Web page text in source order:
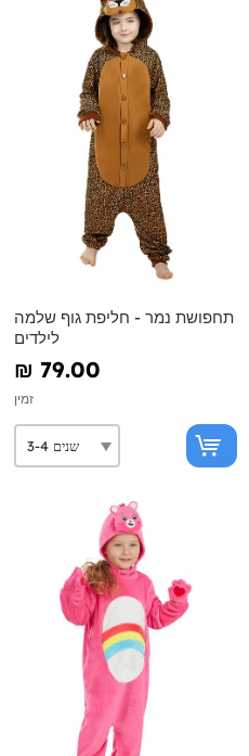
תחפושת נמר - חליפת גוף שלמה
לילדים
₪‎ 79.00
זמין